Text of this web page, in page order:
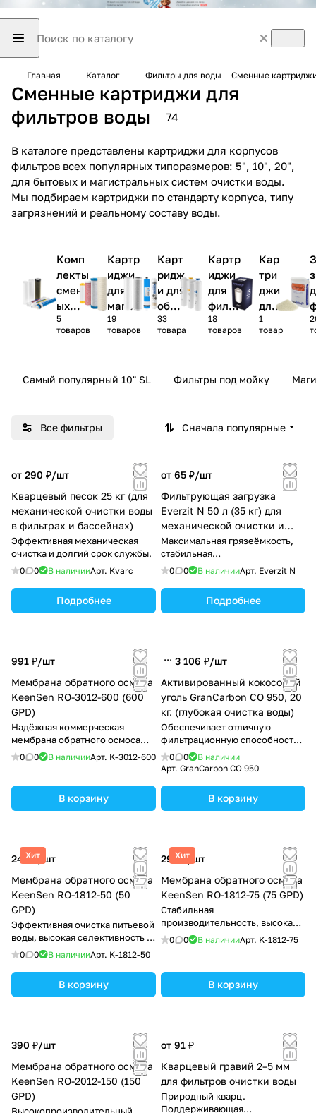
Главная Каталог Фильтры для воды Сменные
Сменные картриджи для
фильтров воды
74
В каталоге представлены картриджи для корпусов
фильтров всех популярных типоразмеров: 5", 10", 20",
для бытовых и магистральных систем очистки воды.
Мы подбираем картриджи по стандарту корпуса, типу
загрязнений и реальному составу воды.
Комп
лекты
сменн
ых
картр
иджей
5
товаров
Картр
иджи
для
магис
траль
ных
19
товаров
Карт
ридж
и для
обра
тног
о
33
товара
Картр
иджи
для
фильт
рации
питье
18
товаров
Кар
три
джи
для
фил
ьтр-
ов
1
товар
Самый популярный 10" SL Фильтры под мойку
Все фильтры Сначала популярные
от 290 ₽/шт
Кварцевый песок 25 кг (для
механической очистки воды
в фильтрах и бассейнах)
Эффективная механическая
очистка и долгий срок службы.
0 0 В наличииАрт. Kvarc
Подробнее
от 65 ₽/шт
Фильтрующая загрузка
Everzit N 50 л (35 кг) для
механической очистки и
осветления воды
Максимальная грязеёмкость,
стабильная
производительность и
0 0 В наличииАрт. Everzit N
Подробнее
991 ₽/шт
Мембрана обратного осмоса
KeenSen RO-3012-600 (600
GPD)
Надёжная коммерческая
мембрана обратного осмоса
для объектов с высоким
расходом очищенной воды и
производительностью каждый
0 0 В наличииАрт. K-3012-600
В корзину
3 106 ₽/шт
Активированный кокосовый
уголь GranCarbon CO 950, 20
кг. (глубокая очистка воды)
Обеспечивает отличную
фильтрационную способность
и долгий срок службы.
0 0
В наличии
Арт. GranCarbon CO 950
В корзину
Хит
249 ₽/ шт
Мембрана обратного осмоса
KeenSen RO-1812-50 (50
GPD)
Эффективная очистка питьевой
воды, высокая селективность и
стабильная
производительность.
0 0 В наличииАрт. K-1812-50
В корзину
Хит
290 ₽/ шт
Мембрана обратного осмоса
KeenSen RO-1812-75 (75 GPD)
Стабильная
производительность, высокая
селективность очистки и чистая
питьевая вода каждый день
0 0 В наличииАрт. K-1812-75
В корзину
390 ₽/шт
Мембрана обратного осмоса
KeenSen RO-2012-150 (150
GPD)
от 91 ₽
Кварцевый гравий 2–5 мм
для фильтров очистки воды
Природный кварц.
Поддерживающая